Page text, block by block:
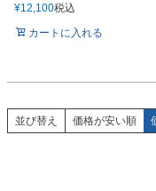
¥12,100税込
カートに入れる
並び替え 価格が安い順